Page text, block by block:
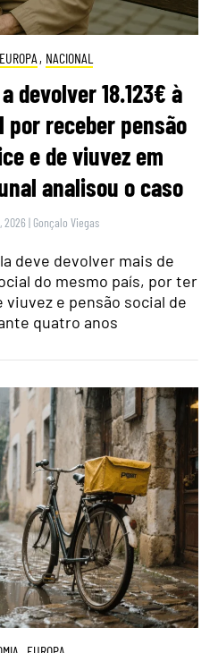
EUROPA , NACIONAL
devolver 18.123€ à
por receber pensão
e de viuvez em
analisou o caso
2026 | Gonçalo Viegas
deve devolver mais de
do mesmo país, por ter
viuvez e pensão social de
quatro anos